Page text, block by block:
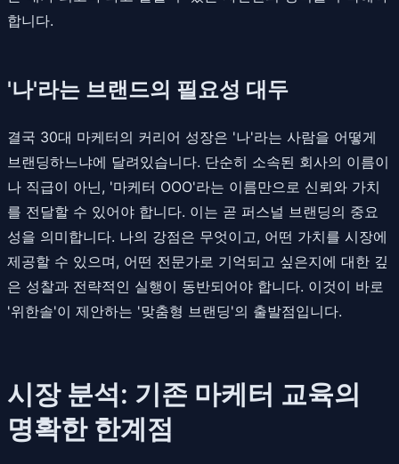
합니다.
'나'라는 브랜드의 필요성 대두
결국 30대 마케터의 커리어 성장은 '나'라는 사람을 어떻게
브랜딩하느냐에 달려있습니다. 단순히 소속된 회사의 이름이
나 직급이 아닌, '마케터 OOO'라는 이름만으로 신뢰와 가치
를 전달할 수 있어야 합니다. 이는 곧 퍼스널 브랜딩의 중요
성을 의미합니다. 나의 강점은 무엇이고, 어떤 가치를 시장에
제공할 수 있으며, 어떤 전문가로 기억되고 싶은지에 대한 깊
은 성찰과 전략적인 실행이 동반되어야 합니다. 이것이 바로
'위한솔'이 제안하는 '맞춤형 브랜딩'의 출발점입니다.
시장 분석: 기존 마케터 교육의
명확한 한계점